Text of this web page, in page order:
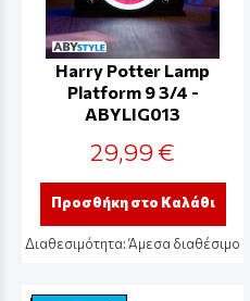
Harry Potter Lamp
Platform 9 3/4 -
ABYLIG013
29,99 €
Προσθήκη στο Καλάθι
Διαθεσιμότητα:Άμεσα διαθέσιμο